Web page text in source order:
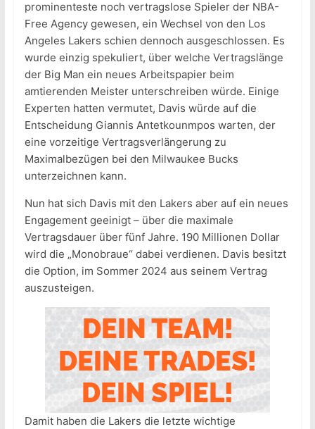
prominenteste noch vertragslose Spieler der NBA-
Free Agency gewesen, ein Wechsel von den Los
Angeles Lakers schien dennoch ausgeschlossen. Es
wurde einzig spekuliert, über welche Vertragslänge
der Big Man ein neues Arbeitspapier beim
amtierenden Meister unterschreiben würde. Einige
Experten hatten vermutet, Davis würde auf die
Entscheidung Giannis Antetkounmpos warten, der
eine vorzeitige Vertragsverlängerung zu
Maximalbezügen bei den Milwaukee Bucks
unterzeichnen kann.
Nun hat sich Davis mit den Lakers aber auf ein neues
Engagement geeinigt – über die maximale
Vertragsdauer über fünf Jahre. 190 Millionen Dollar
wird die „Monobraue“ dabei verdienen. Davis besitzt
die Option, im Sommer 2024 aus seinem Vertrag
auszusteigen.
Damit haben die Lakers die letzte wichtige